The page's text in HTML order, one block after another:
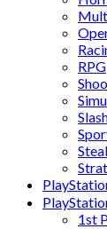
RPG
1st